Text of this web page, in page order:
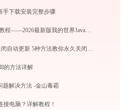
手下载安装完整步骤
PCL2启动器下载安装教程——2026最新版我的世界Java版启动器配置指南
Win10如何彻底永久关闭自动更新 5种方法教你永久关闭win10自动更新
的方法详解
题解决方法 -金山毒霸
接电脑？详解教程！